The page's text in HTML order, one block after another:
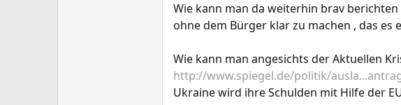
Wie kann man da weiterhin brav
ohne dem Bürger klar zu machen , das es
Wie kann man angesichts der Aktuellen
http://www.spiegel.de/politik/
Ukraine wird ihre Schulden mit Hilfe der